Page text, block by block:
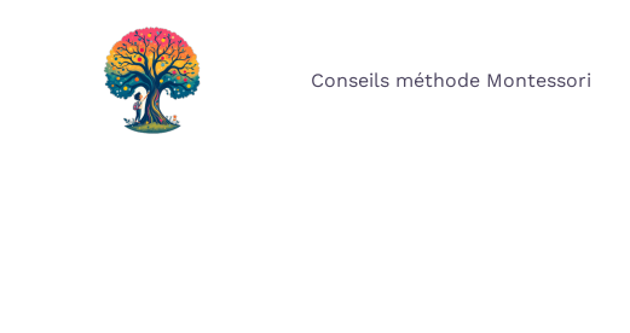
Conseils méthode Montessori